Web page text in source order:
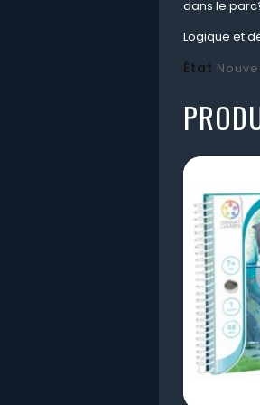
dans le
Logique et
État